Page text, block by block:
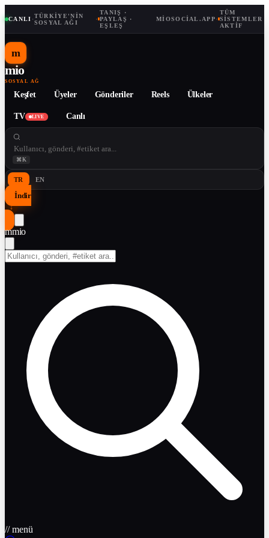
CANLI ·TÜRKIYE'NIN
SOSYAL AĞI
·
TANIŞ ·
PAYLAŞ ·
EŞLEŞ
MIOSOCIAL.APP·
TÜM
SISTEMLER
AKTIF
m
mio
SOSYAL AĞ
Keşfet Üyeler Gönderiler Reels Ülkeler
TV LIVE Canlı
⌘K
TR EN
İndir
↓
mmio
// menü